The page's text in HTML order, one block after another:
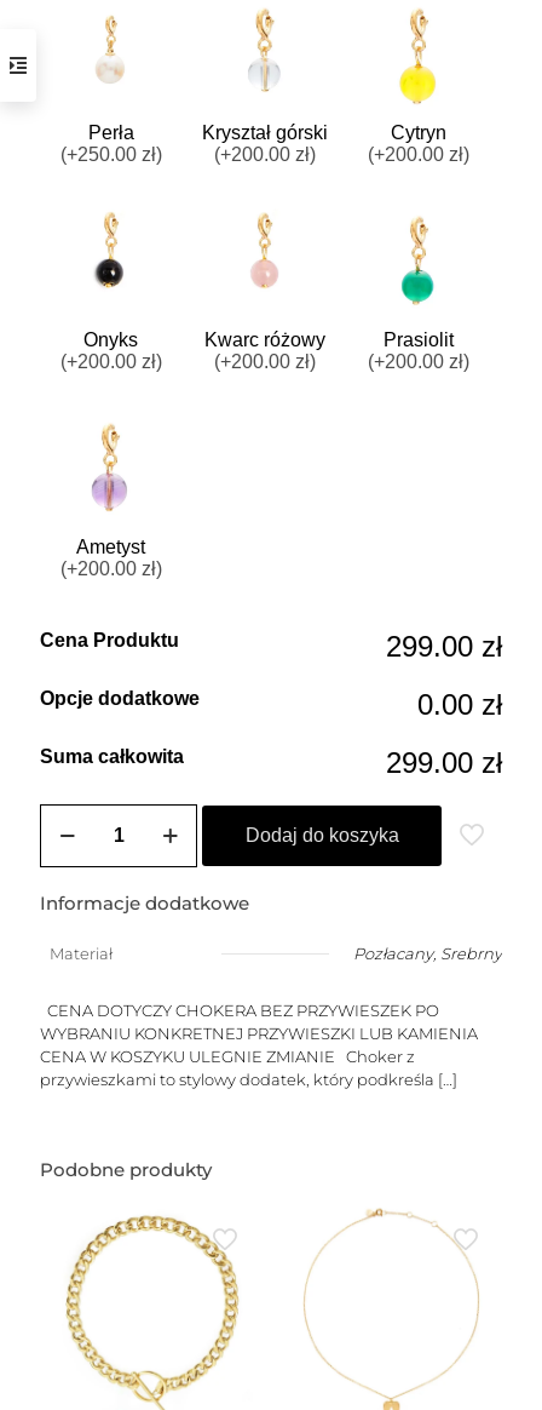
Perła
(+250.00 zł)
Kryształ górski
(+200.00 zł)
Cytryn
(+200.00 zł)
Onyks
(+200.00 zł)
Kwarc różowy
(+200.00 zł)
Prasiolit
(+200.00 zł)
Ametyst
(+200.00 zł)
Cena Produktu 299.00 zł
Opcje dodatkowe 0.00 zł
Suma całkowita 299.00 zł
ZOZO
Choker
dmuchanymi
przywieszkami
wyboru
na
łańcuszku
ankrowym
Dodaj do koszyka
Informacje dodatkowe
Materiał Pozłacany, Srebrny
CENA DOTYCZY CHOKERA BEZ PRZYWIESZEK PO
WYBRANIU KONKRETNEJ PRZYWIESZKI LUB KAMIENIA
CENA W KOSZYKU ULEGNIE ZMIANIE Choker z
przywieszkami to stylowy dodatek, który podkreśla […]
Podobne produkty